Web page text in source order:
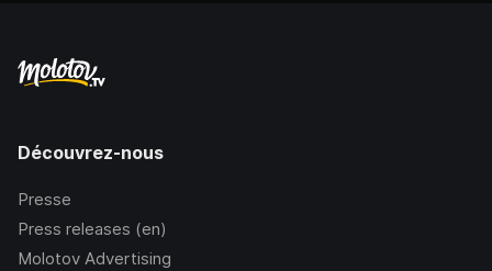
Découvrez-nous
Presse
Press releases (en)
Molotov Advertising